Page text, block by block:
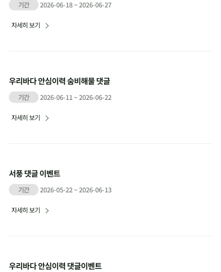
기간 2026-06-18 ~ 2026-06-27
자세히 보기
우리바다 안심이력 숨비해물 댓글
기간 2026-06-11 ~ 2026-06-22
자세히 보기
서풍 댓글 이벤트
기간 2026-05-22 ~ 2026-06-13
자세히 보기
우리바다 안심이력 댓글이벤트